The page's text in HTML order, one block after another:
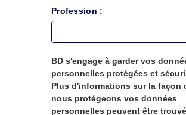
Profession :
BD s'engage à garder vos
personnelles protégées et
Plus d'informations sur la façon
nous protégeons vos données
personnelles peuvent être